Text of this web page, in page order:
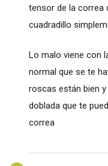
tensor de la correa
cuadradillo
Lo malo viene con
normal que se te
roscas están bien
doblada que te
correa